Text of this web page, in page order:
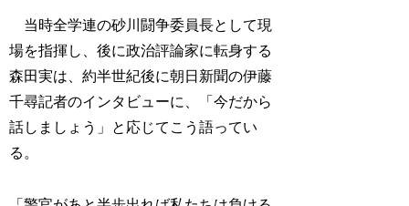
当時全学連の砂川闘争委員長として現
場を指揮し、後に政治評論家に転身する
森田実は、約半世紀後に朝日新聞の伊藤
千尋記者のインタビューに、「今だから
話しましょう」と応じてこう語ってい
る。